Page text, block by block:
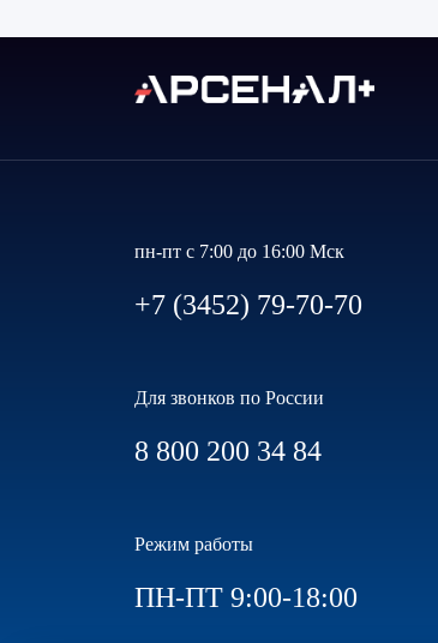
пн-пт с 7:00 до 16:00 Мск
+7 (3452) 79-70-70
Для звонков по России
8 800 200 34 84
Режим работы
ПН-ПТ 9:00-18:00